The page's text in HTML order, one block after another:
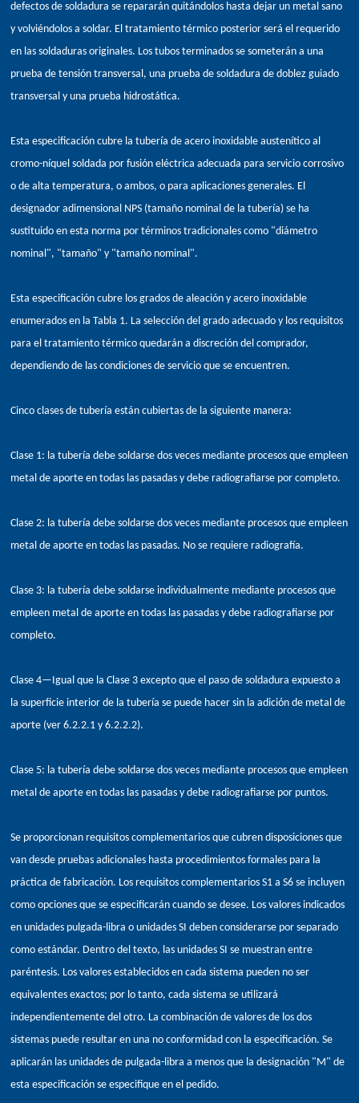
defectos de soldadura se repararán quitándolos hasta dejar un metal sano
y volviéndolos a soldar. El tratamiento térmico posterior será el requerido
en las soldaduras originales. Los tubos terminados se someterán a una
prueba de tensión transversal, una prueba de soldadura de doblez guiado
transversal y una prueba hidrostática.
Esta especificación cubre la tubería de acero inoxidable austenítico al
cromo-níquel soldada por fusión eléctrica adecuada para servicio corrosivo
o de alta temperatura, o ambos, o para aplicaciones generales. El
designador adimensional NPS (tamaño nominal de la tubería) se ha
sustituido en esta norma por términos tradicionales como "diámetro
nominal", "tamaño" y "tamaño nominal".
Esta especificación cubre los grados de aleación y acero inoxidable
enumerados en la Tabla 1. La selección del grado adecuado y los requisitos
para el tratamiento térmico quedarán a discreción del comprador,
dependiendo de las condiciones de servicio que se encuentren.
Cinco clases de tubería están cubiertas de la siguiente manera:
Clase 1: la tubería debe soldarse dos veces mediante procesos que empleen
metal de aporte en todas las pasadas y debe radiografiarse por completo.
Clase 2: la tubería debe soldarse dos veces mediante procesos que empleen
metal de aporte en todas las pasadas. No se requiere radiografía.
Clase 3: la tubería debe soldarse individualmente mediante procesos que
empleen metal de aporte en todas las pasadas y debe radiografiarse por
completo.
Clase 4—Igual que la Clase 3 excepto que el paso de soldadura expuesto a
la superficie interior de la tubería se puede hacer sin la adición de metal de
aporte (ver 6.2.2.1 y 6.2.2.2).
Clase 5: la tubería debe soldarse dos veces mediante procesos que empleen
metal de aporte en todas las pasadas y debe radiografiarse por puntos.
Se proporcionan requisitos complementarios que cubren disposiciones que
van desde pruebas adicionales hasta procedimientos formales para la
práctica de fabricación. Los requisitos complementarios S1 a S6 se incluyen
como opciones que se especificarán cuando se desee. Los valores indicados
en unidades pulgada-libra o unidades SI deben considerarse por separado
como estándar. Dentro del texto, las unidades SI se muestran entre
paréntesis. Los valores establecidos en cada sistema pueden no ser
equivalentes exactos; por lo tanto, cada sistema se utilizará
independientemente del otro. La combinación de valores de los dos
sistemas puede resultar en una no conformidad con la especificación. Se
aplicarán las unidades de pulgada-libra a menos que la designación "M" de
esta especificación se especifique en el pedido.